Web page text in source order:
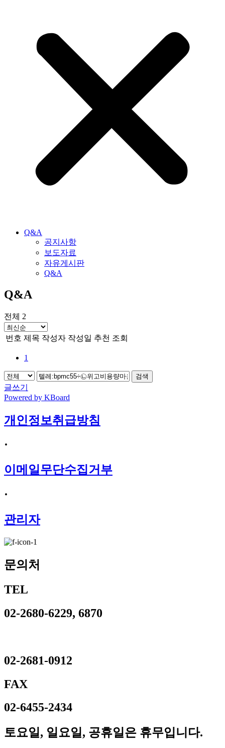
Q&A
공지사항
보도자료
자유게시판
Q&A
Q&A
전체 2
번호 제목 작성자 작성일 추천 조회
1
검색
글쓰기
Powered by KBoard
개인정보취급방침
·
이메일무단수집거부
·
관리자
문의처
TEL
02-2680-6229, 6870
02-2681-0912
FAX
02-6455-2434
토요일, 일요일, 공휴일은 휴무입니다.